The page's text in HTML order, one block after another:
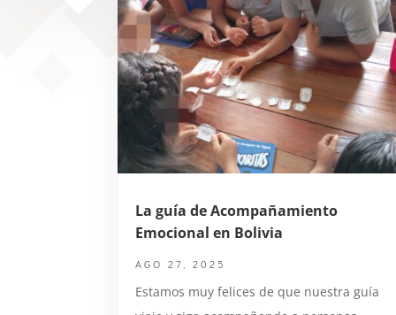
La guía de Acompañamiento
Emocional en Bolivia
AGO 27, 2025
Estamos muy felices de que nuestra guía